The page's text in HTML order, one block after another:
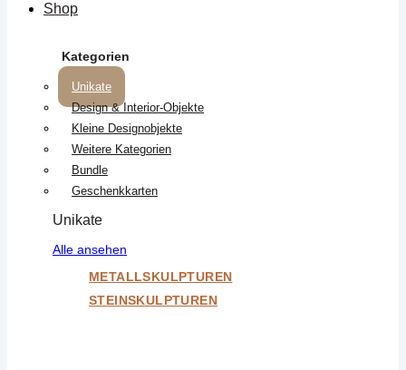
Shop
Kategorien
Unikate
Design & Interior-Objekte
Kleine Designobjekte
Weitere Kategorien
Bundle
Geschenkkarten
Unikate
Alle ansehen
METALLSKULPTUREN
STEINSKULPTUREN